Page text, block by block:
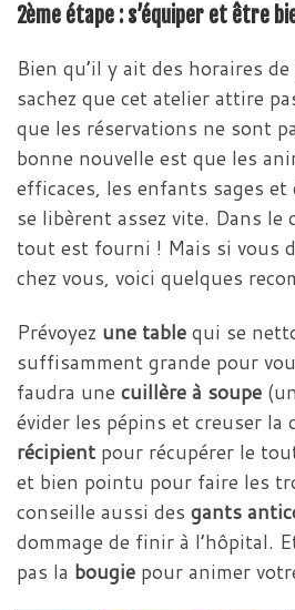
2ème étape : s’équiper et être
Bien qu’il y ait des horaires
sachez que cet atelier attire
que les réservations ne sont
bonne nouvelle est que les
efficaces, les enfants sages et
se libèrent assez vite. Dans le
tout est fourni ! Mais si vous
chez vous, voici quelques
Prévoyez une table qui se
suffisamment grande pour
faudra une cuillère à soupe
évider les pépins et creuser la
récipient pour récupérer le
et bien pointu pour faire les
conseille aussi des gants
dommage de finir à l’hôpital.
pas la bougie pour animer